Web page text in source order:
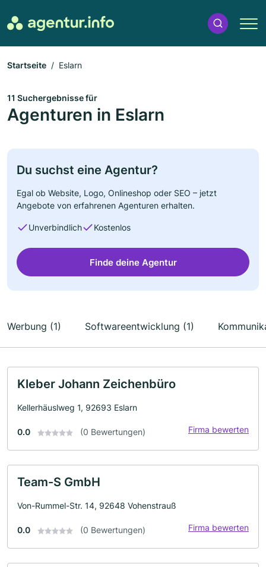
Startseite Eslarn
11 Suchergebnisse für
Agenturen in Eslarn
Du suchst eine Agentur?
Egal ob Website, Logo, Onlineshop oder SEO – jetzt
Angebote von erfahrenen Agenturen erhalten.
Unverbindlich Kostenlos
Finde deine Agentur
Werbung (1) Softwareentwicklung (1)
Kleber Johann Zeichenbüro
Kellerhäuslweg 1, 92693 Eslarn
0.0 (0 Bewertungen) Firma bewerten
Team-S GmbH
Von-Rummel-Str. 14, 92648 Vohenstrauß
0.0 (0 Bewertungen) Firma bewerten